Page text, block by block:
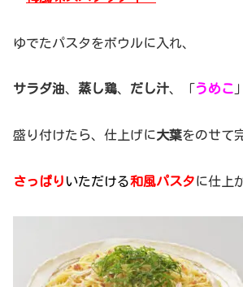
ゆでたパスタをボウルに入れ、
サラダ油、 蒸し鶏、 だし汁、「うめこ
盛り付けたら、仕上げに大葉をのせて
さっぱり いただける和風パスタに仕上